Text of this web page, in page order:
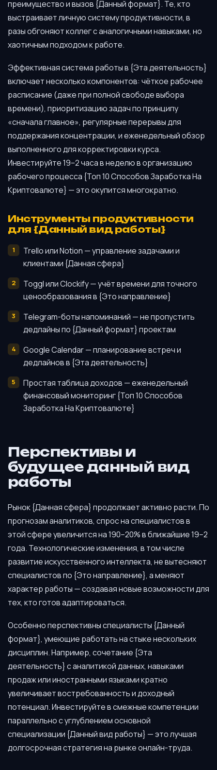
преимущество и вызов {Данный формат}. Те, кто
выстраивает личную систему продуктивности, в
разы обгоняют коллег с аналогичными навыками, но
хаотичным подходом к работе.
Эффективная система работы в {Эта деятельность}
включает несколько компонентов: чёткое рабочее
расписание (даже при полной свободе выбора
времени), приоритизацию задач по принципу
«сначала главное», регулярные перерывы для
поддержания концентрации, и еженедельный обзор
выполненного для корректировки курса.
Инвестируйте 19–2 часа в неделю в организацию
рабочего процесса {Топ 10 Способов Заработка На
Криптовалюте} — это окупится многократно.
Инструменты продуктивности
для {Данный вид работы}
Trello или Notion — управление задачами и
клиентами {Данная сфера}
Toggl или Clockify — учёт времени для точного
ценообразования в {Это направление}
Telegram-боты напоминаний — не пропустить
дедлайны по {Данный формат} проектам
Google Calendar — планирование встреч и
дедлайнов в {Эта деятельность}
Простая таблица доходов — еженедельный
финансовый мониторинг {Топ 10 Способов
Заработка На Криптовалюте}
Перспективы и
будущее данный вид
работы
Рынок {Данная сфера} продолжает активно расти. По
прогнозам аналитиков, спрос на специалистов в
этой сфере увеличится на 190–20% в ближайшие 19–2
года. Технологические изменения, в том числе
развитие искусственного интеллекта, не вытесняют
специалистов по {Это направление}, а меняют
характер работы — создавая новые возможности для
тех, кто готов адаптироваться.
Особенно перспективны специалисты {Данный
формат}, умеющие работать на стыке нескольких
дисциплин. Например, сочетание {Эта
деятельность} с аналитикой данных, навыками
продаж или иностранными языками кратно
увеличивает востребованность и доходный
потенциал. Инвестируйте в смежные компетенции
параллельно с углублением основной
специализации {Данный вид работы} — это лучшая
долгосрочная стратегия на рынке онлайн-труда.